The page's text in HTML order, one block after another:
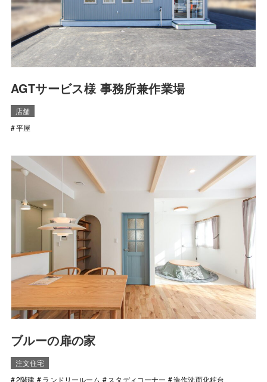
AGTサービス様 事務所兼作業場
店舗
平屋
ブルーの扉の家
注文住宅
2階建
ランドリールーム スタディコーナー 造作洗面化粧台